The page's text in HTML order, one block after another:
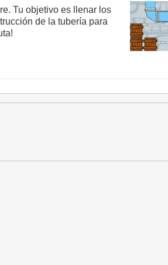
Tu objetivo es llenar los
de la tubería para